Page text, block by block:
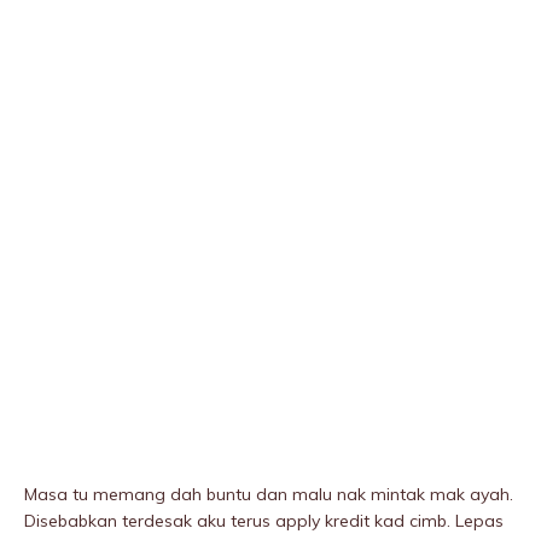
Masa tu memang dah buntu dan malu nak mintak mak ayah.
Disebabkan terdesak aku terus apply kredit kad cimb. Lepas